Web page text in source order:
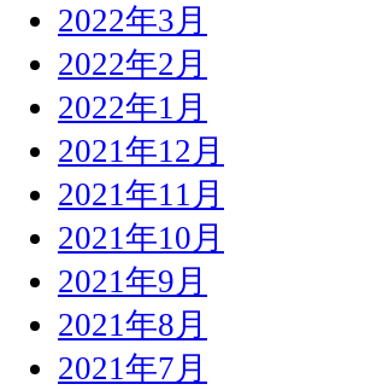
2022年3月
2022年2月
2022年1月
2021年12月
2021年11月
2021年10月
2021年9月
2021年8月
2021年7月